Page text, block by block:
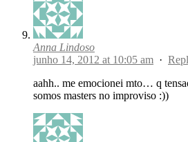
Anna Lindoso
junho 14, 2012 at 10:05 am ·
aahh.. me emocionei mto… q
somos masters no improviso :))